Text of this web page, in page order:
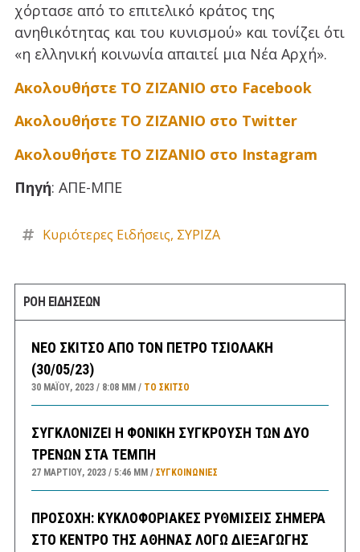
χόρτασε από το επιτελικό κράτος της
ανηθικότητας και του κυνισμού» και τονίζει ότι
«η ελληνική κοινωνία απαιτεί μια Νέα Αρχή».
Ακολουθήστε ΤΟ ΖΙΖΑΝΙΟ στο Facebook
Ακολουθήστε ΤΟ ΖΙΖΑΝΙΟ στο Twitter
Ακολουθήστε ΤΟ ΖΙΖΑΝΙΟ στο Instagram
Πηγή: ΑΠΕ-ΜΠΕ
Κυριότερες Ειδήσεις, ΣΥΡΙΖΑ
ΡΟΗ ΕΙΔΗΣΕΩΝ
ΝΕΟ ΣΚΙΤΣΟ ΑΠΟ ΤΟΝ ΠΕΤΡΟ ΤΣΙΟΛΑΚΗ
(30/05/23)
30 ΜΑΪ́ΟΥ, 2023 8:08 ΜΜ ΤΟ ΣΚΊΤΣΟ
ΣΥΓΚΛΟΝΙΖΕΙ Η ΦΟΝΙΚΗ ΣΥΓΚΡΟΥΣΗ ΤΩΝ ΔΥΟ
ΤΡΕΝΩΝ ΣΤΑ ΤΕΜΠΗ
27 ΜΑΡΤΊΟΥ, 2023 5:46 ΜΜ ΣΥΓΚΟΙΝΩΝΊΕΣ
ΠΡΟΣΟΧΗ: ΚΥΚΛΟΦΟΡΙΑΚΕΣ ΡΥΘΜΙΣΕΙΣ ΣΗΜΕΡΑ
ΣΤΟ ΚΕΝΤΡΟ ΤΗΣ ΑΘΗΝΑΣ ΛΟΓΩ ΔΙΕΞΑΓΩΓΗΣ